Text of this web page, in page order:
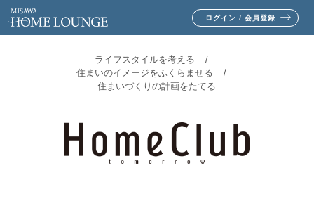
ログイン / 会員登録
ライフスタイルを考える
住まいのイメージをふくらませる
住まいづくりの計画をたてる